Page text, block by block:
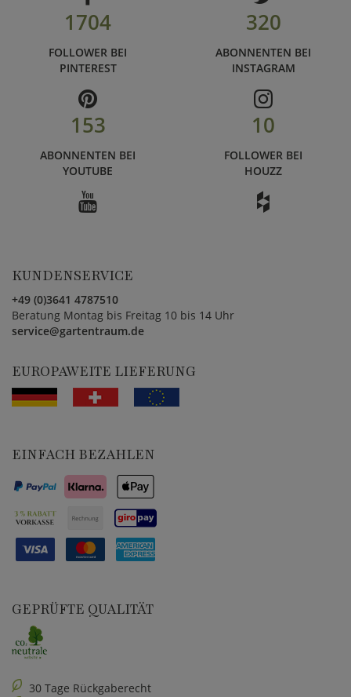
1704
FOLLOWER BEI
PINTEREST
320
ABONNENTEN BEI
INSTAGRAM
153
ABONNENTEN BEI
YOUTUBE
10
FOLLOWER BEI
HOUZZ
KUNDENSERVICE
+49 (0)3641 4787510
Beratung Montag bis Freitag 10 bis 14 Uhr
service@gartentraum.de
EUROPAWEITE LIEFERUNG
EINFACH BEZAHLEN
GEPRÜFTE QUALITÄT
30 Tage Rückgaberecht